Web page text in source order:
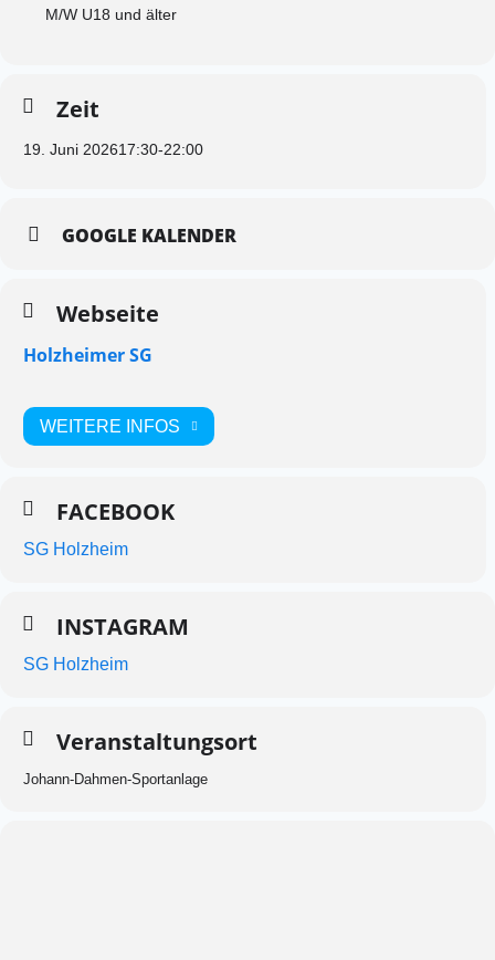
M/W U18 und älter
Zeit
19. Juni 202617:30-22:00
GOOGLE KALENDER
Webseite
Holzheimer SG
WEITERE INFOS
FACEBOOK
SG Holzheim
INSTAGRAM
SG Holzheim
Veranstaltungsort
Johann-Dahmen-Sportanlage